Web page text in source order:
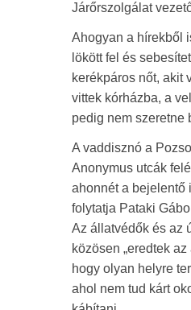
Járőrszolgálat
Ahogyan a hírekből
lökött fel és
kerékpáros nőt, akit
vittek kórházba, a
pedig nem szeretne
A vaddisznó a
Anonymus utcák
ahonnét a bejelentő
folytatja Pataki
Az állatvédők és az
közösen „eredtek
hogy olyan helyre
ahol nem tud kárt